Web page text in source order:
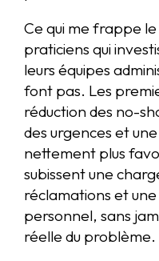
Ce qui me frappe le
praticiens qui
leurs équipes
font pas. Les
réduction des no-
des urgences et
nettement plus
subissent une
réclamations et
personnel, sans
réelle du problème.